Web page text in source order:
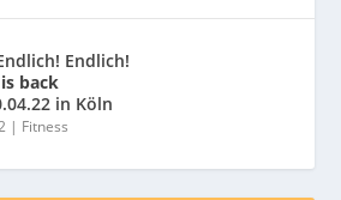
Endlich!
back
in Köln
| Fitness